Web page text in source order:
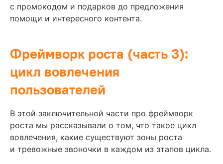
с промокодом и подарков до предложения
помощи и интересного контента.
Фреймворк роста (часть 3):
цикл вовлечения
пользователей
В этой заключительной части про фреймворк
роста мы рассказывали о том, что такое цикл
вовлечения, какие существуют зоны роста
и тревожные звоночки в каждом из этапов цикла.